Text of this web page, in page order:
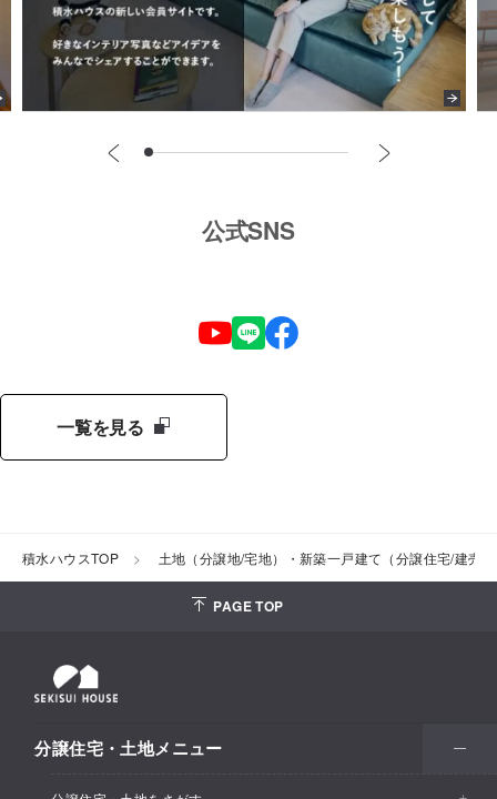
公式SNS
一覧を見る
積水ハウスTOP 土地（分譲地/宅地）・新築一戸建て（分譲住宅/建売
PAGE TOP
分譲住宅・土地メニュー